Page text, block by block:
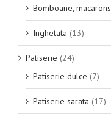
Bomboane, macarons
Inghetata (13)
Patiserie (24)
Patiserie dulce (7)
Patiserie sarata (17)